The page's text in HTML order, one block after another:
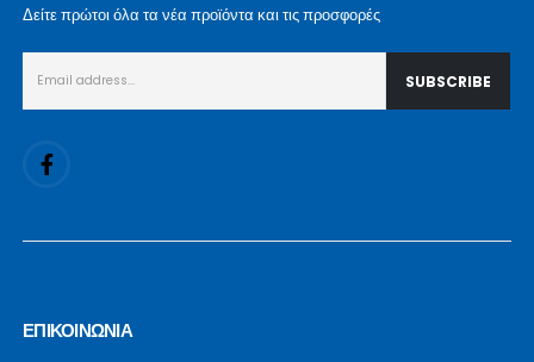
Δείτε πρώτοι όλα τα νέα προϊόντα και τις προσφορές
ΕΠΙΚΟΙΝΩΝΙΑ